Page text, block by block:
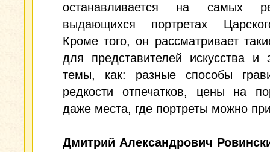
останавливается на самых
выдающихся портретах
Кроме того, он рассматривает
для представителей искусства и
темы, как: разные способы
редкости отпечатков, цены на
даже места, где портреты можно
Дмитрий Александрович